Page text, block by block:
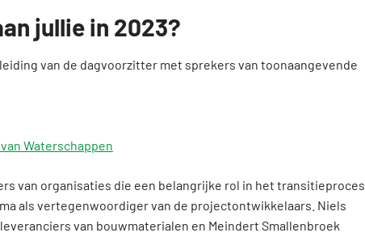
jullie in 2023?
van de dagvoorzitter met sprekers van toonaangevende
Waterschappen
van organisaties die een belangrijke rol in het transitieproces
als vertegenwoordiger van de projectontwikkelaars. Niels
van bouwmaterialen en Meindert Smallenbroek